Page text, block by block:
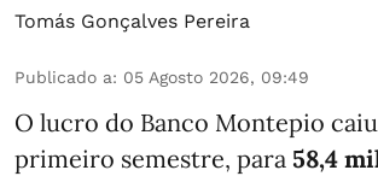
Tomás Gonçalves Pereira
Publicado a: 05 Agosto 2026, 09:49
O lucro do Banco Montepio caiu
primeiro semestre, para 58,4